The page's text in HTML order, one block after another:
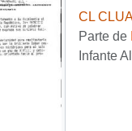
CL
Parte de
Infante